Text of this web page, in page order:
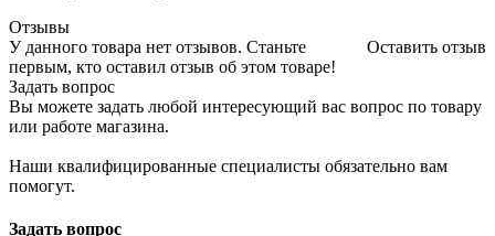
Отзывы
Оставить отзыв
У данного товара нет отзывов. Станьте
первым, кто оставил отзыв об этом товаре!
Задать вопрос
Вы можете задать любой интересующий вас вопрос по товару
или работе магазина.
Наши квалифицированные специалисты обязательно вам
помогут.
Задать вопрос